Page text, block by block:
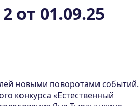
от 01.09.25
новыми поворотами событий.
конкурса «Естественный